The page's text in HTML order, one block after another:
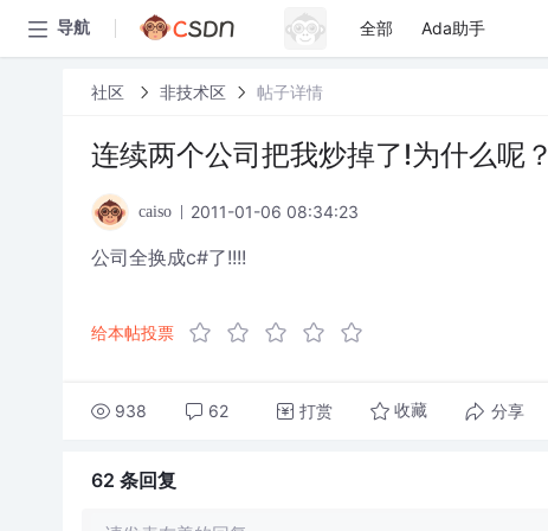
导航 全部 Ada助手
社区 非技术区 帖子详情
连续两个公司把我炒掉了!为什么呢？
caiso 2011-01-06 08:34:23
公司全换成c#了!!!!
给本帖投票
938 62 打赏 收藏 分享
62 条回复